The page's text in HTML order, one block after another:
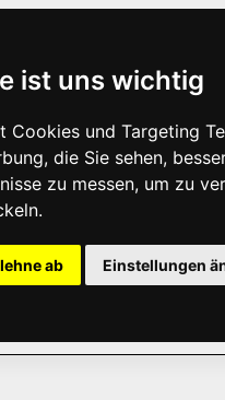
ist uns wichtig
Cookies und Targeting
die Sie sehen,
zu messen, um zu
ab Einstellungen